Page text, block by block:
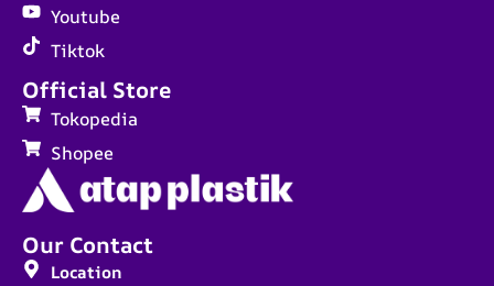
Our Contact
Location
Official Store
Tokopedia
Shopee
Youtube
Tiktok